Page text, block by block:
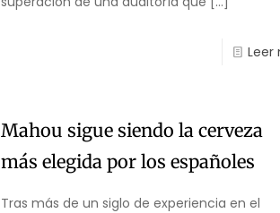
Leer
Mahou sigue siendo la cerveza
más elegida por los españoles
Tras más de un siglo de experiencia en el